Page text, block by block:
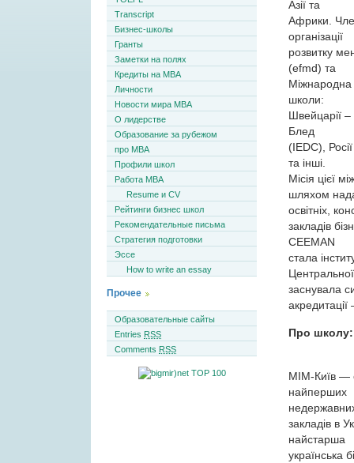
Азії та
Африки.
організації
розвитку
(efmd) та
Міжнародна
школи:
Швейцарії
Блед
(IEDC),
та інші.
Місія цієї
шляхом
освітніх,
закладів
CEEMAN
стала
заснувала
Про школу:
МІМ-Київ —
найперших
закладів в
найстарша
українська
Transcript
Бизнес-школы
Гранты
Заметки на полях
Кредиты на MBA
Личности
Новости мира MBA
О лидерстве
Образование за рубежом
про MBA
Профили школ
Работа MBA
Resume и CV
Рейтинги бизнес школ
Рекомендательные письма
Стратегия подготовки
Эссе
How to write an essay
Прочее
Образовательные сайты
Entries RSS
Comments RSS